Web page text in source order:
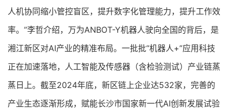
人机协同缩小管控盲区，提升数字化管理能力，提升工作效
率。”李哲介绍，万为ANBOT-Y机器人驶向全国的背后，是
湘江新区对AI产业的精准布局。一批批“机器人+”应用科技
正在加速落地，人工智能及传感器（含检验测试）产业链蒸
蒸日上。截至2024年底，新区链上企业达532家，完善的
产业生态逐渐形成，赋能长沙市国家新一代AI创新发展试验